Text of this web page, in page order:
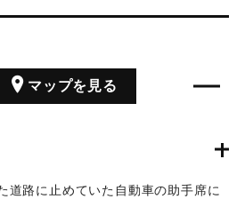
マップを見る
道路に止めていた自動車の助手席に